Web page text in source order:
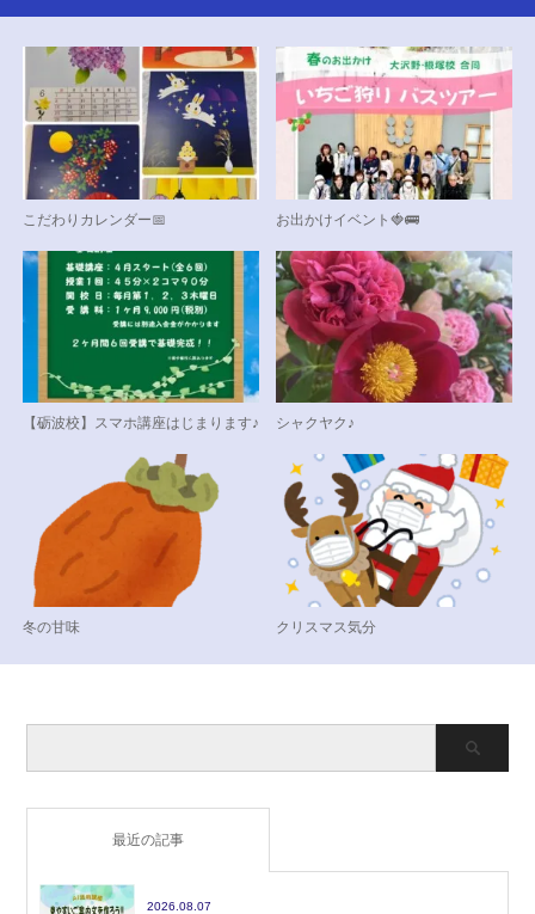
こだわりカレンダー📅 お出かけイベント🍓🚌
【砺波校】スマホ講座はじまります♪ シャクヤク♪
冬の甘味 クリスマス気分
最近の記事
2026.08.07